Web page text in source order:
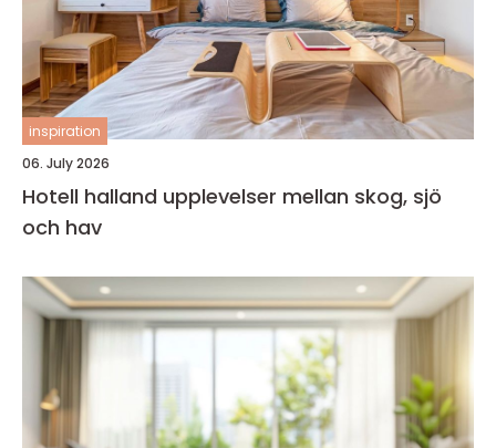
inspiration
06. July 2026
Hotell halland upplevelser mellan skog, sjö
och hav